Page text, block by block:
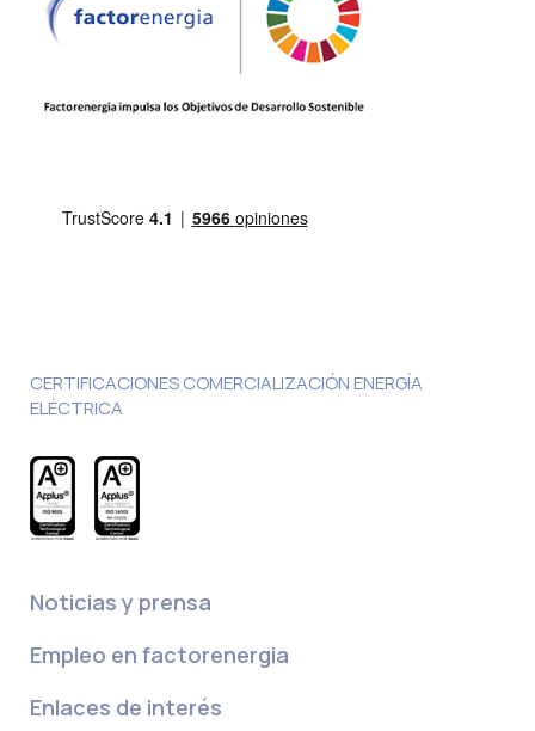
CERTIFICACIONES COMERCIALIZACIÓN ENERGÍA
ELÉCTRICA
Noticias y prensa
Empleo en factorenergia
Enlaces de interés